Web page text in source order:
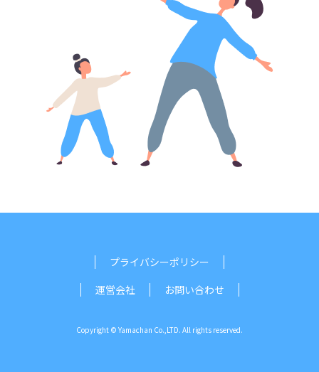
プライバシーポリシー
運営会社
お問い合わせ
Copyright © Yamachan Co.,LTD. All rights reserved.